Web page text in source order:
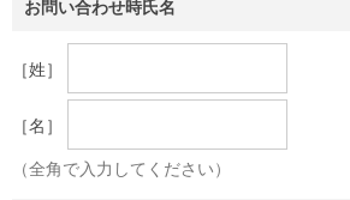
お問い合わせ時氏名
［姓］
［名］
（全角で入力してください）